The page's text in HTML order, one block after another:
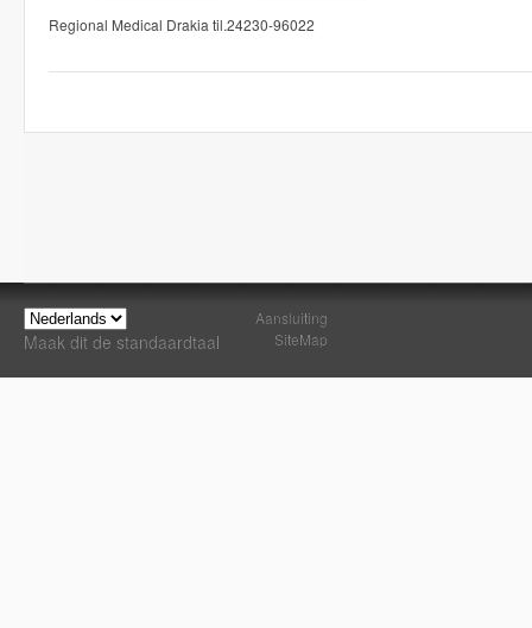
Regional Medical Drakia til.24230-96022
Maak dit de standaardtaal
Aansluiting
SiteMap